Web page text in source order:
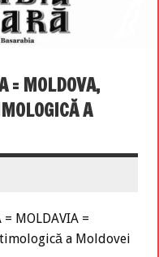
= MOLDOVA,
A